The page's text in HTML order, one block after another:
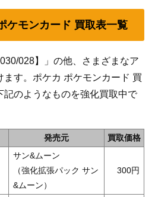
ケモンカード 買取表一覧
028】」の他、さまざまなア
す。ポケカ ポケモンカード 買
記のようなものを強化買取中で
発売元 買取価格
サン&ムーン
（強化拡張パック サン
&ムーン）
300